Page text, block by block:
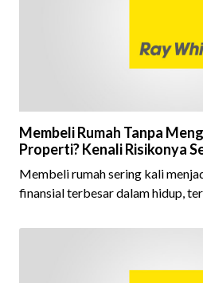
Membeli Rumah Tanpa
Properti? Kenali Risikonya
Membeli rumah sering kali
finansial terbesar dalam hidup,
kepemilikan hunian maupun
fokus pada harga atau lokasi